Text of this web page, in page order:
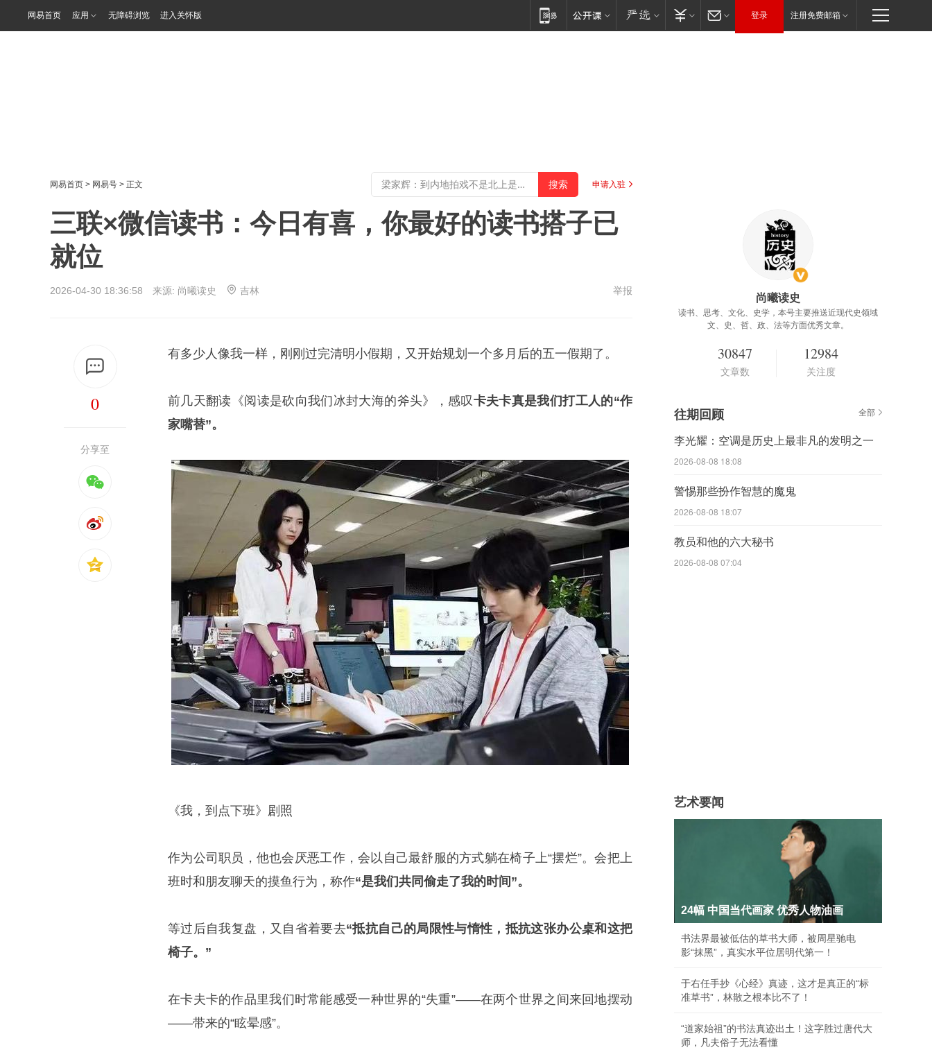
网易首页 应用 无障碍浏览 进入关怀版 登录 注册免费邮箱
网易首页 > 网易号 > 正文 申请入驻
三联×微信读书：今日有喜，你最好的读书搭子已
就位
2026-04-30 18:36:58 来源: 尚曦读史 吉林 举报
0
分享至
有多少人像我一样，刚刚过完清明小假期，又开始规划一个多月后的五一假期了。
前几天翻读《阅读是砍向我们冰封大海的斧头》，感叹卡夫卡真是我们打工人的“作
家嘴替”。
《我，到点下班》剧照
作为公司职员，他也会厌恶工作，会以自己最舒服的方式躺在椅子上“摆烂”。会把上
班时和朋友聊天的摸鱼行为，称作“是我们共同偷走了我的时间”。
等过后自我复盘，又自省着要去“抵抗自己的局限性与惰性，抵抗这张办公桌和这把
椅子。”
在卡夫卡的作品里我们时常能感受一种世界的“失重”——在两个世界之间来回地摆动
——带来的“眩晕感”。
尚曦读史
读书、思考、文化、史学，本号主要推送近现代史领域
文、史、哲、政、法等方面优秀文章。
30847
文章数
12984
关注度
往期回顾 全部
李光耀：空调是历史上最非凡的发明之一‌
2026-08-08 18:08
警惕那些扮作智慧的魔鬼
2026-08-08 18:07
教员和他的六大秘书
2026-08-08 07:04
艺术要闻
24幅 中国当代画家 优秀人物油画
书法界最被低估的草书大师，被周星驰电
影“抹黑”，真实水平位居明代第一！
于右任手抄《心经》真迹，这才是真正的“标
准草书”，林散之根本比不了！
“道家始祖”的书法真迹出土！这字胜过唐代大
师，凡夫俗子无法看懂